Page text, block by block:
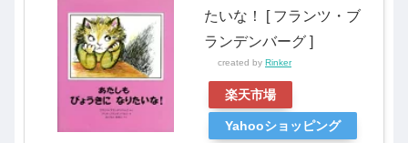
たいな！ [ フランツ・ブ
ランデンバーグ ]
created by Rinker
楽天市場
Yahooショッピング